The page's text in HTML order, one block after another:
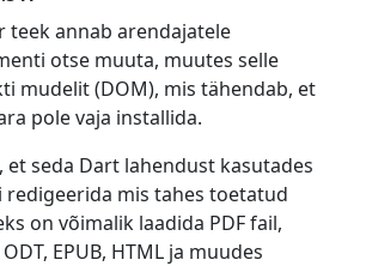
teek annab arendajatele
otse muuta, muutes selle
mudelit (DOM), mis tähendab, et
pole vaja installida.
et seda Dart lahendust kasutades
mis tahes toetatud
on võimalik laadida PDF fail,
ODT, EPUB, HTML ja muudes